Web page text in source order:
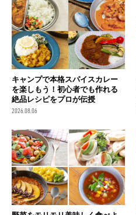
キャンプで本格スパイスカレー
を楽しもう！初心者でも作れる
絶品レシピをプロが伝授
2026.08.06